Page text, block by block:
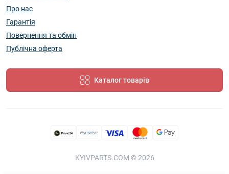
Про нас
Гарантія
Повернення та обмін
Публічна оферта
Каталог товарів
KYIVPARTS.COM © 2026